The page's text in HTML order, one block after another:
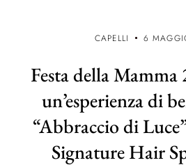
CAPELLI 6
Festa della Mamma
un’esperienza di
“Abbraccio di
Signature Hair